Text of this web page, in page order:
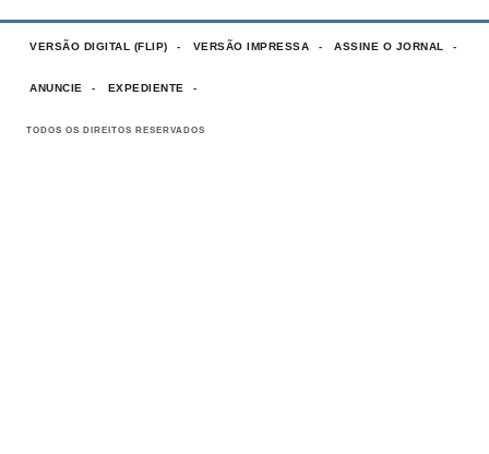
VERSÃO DIGITAL (FLIP) VERSÃO IMPRESSA ASSINE O JORNAL
ANUNCIE EXPEDIENTE
TODOS OS DIREITOS RESERVADOS